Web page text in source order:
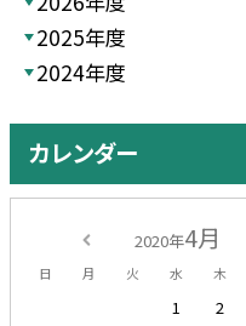
2025年度
2024年度
カレンダー
2020年4月
日 月 火 水 木
1 2